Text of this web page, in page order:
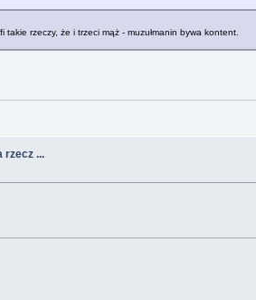
rzeczy, że i trzeci mąż - muzułmanin bywa kontent.
rzecz ...